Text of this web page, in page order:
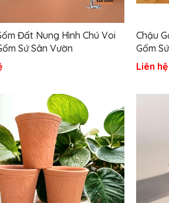
Đất Nung Hình Chú Voi
Sứ Sân Vườn
Chậu
Gốm
Liên hệ